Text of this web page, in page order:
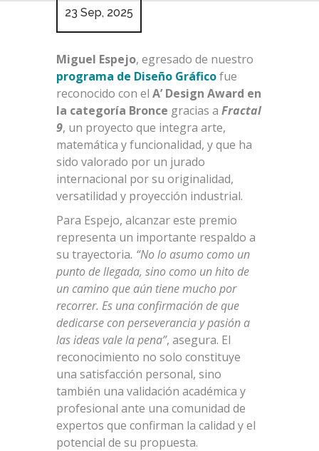
23 Sep, 2025
Miguel Espejo, egresado de nuestro
programa de Diseño Gráficofue
reconocido con el A’ Design Award en
la categoría Bronce gracias a Fractal
9, un proyecto que integra arte,
matemática y funcionalidad, y que ha
sido valorado por un jurado
internacional por su originalidad,
versatilidad y proyección industrial.
Para Espejo, alcanzar este premio
representa un importante respaldo a
su trayectoria. “No lo asumo como un
punto de llegada, sino como un hito de
un camino que aún tiene mucho por
recorrer. Es una confirmación de que
dedicarse con perseverancia y pasión a
las ideas vale la pena”, asegura. El
reconocimiento no solo constituye
una satisfacción personal, sino
también una validación académica y
profesional ante una comunidad de
expertos que confirman la calidad y el
potencial de su propuesta.